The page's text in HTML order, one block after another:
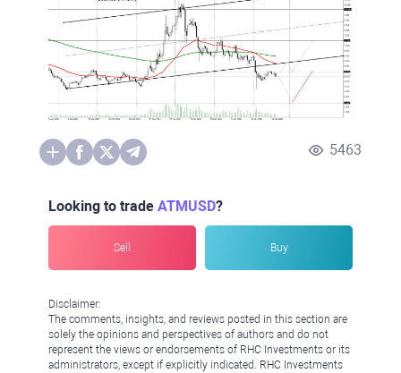
5463
Looking to trade ATMUSD?
Sell Buy
Disclaimer:
The comments, insights, and reviews posted in this section are
solely the opinions and perspectives of authors and do not
represent the views or endorsements of RHC Investments or its
administrators, except if explicitly indicated. RHC Investments